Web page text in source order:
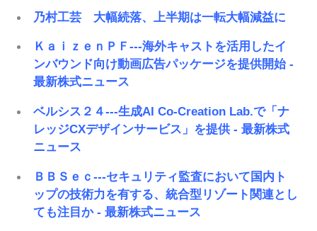
乃村工芸 大幅続落、上半期は一転大幅減益に
ＫａｉｚｅｎＰＦ---海外キャストを活用したイ
ンバウンド向け動画広告パッケージを提供開始 -
最新株式ニュース
ベルシス２４---生成AI Co-Creation Lab.で「ナ
レッジCXデザインサービス」を提供 - 最新株式
ニュース
ＢＢＳｅｃ---セキュリティ監査において国内ト
ップの技術力を有する、統合型リゾート関連とし
ても注目か - 最新株式ニュース